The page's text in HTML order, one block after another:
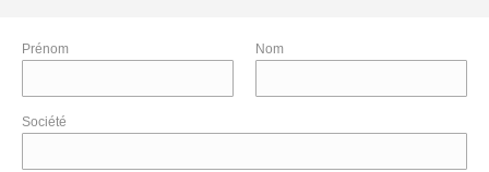
Prénom Nom
Société